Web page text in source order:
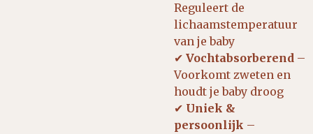
Reguleert de
lichaamstemperatuur
van je baby
✔ Vochtabsorberend –
Voorkomt zweten en
houdt je baby droog
✔ Uniek &
persoonlijk –